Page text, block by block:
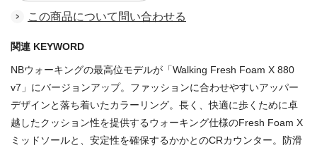
この商品について問い合わせる
関連 KEYWORD
NBウォーキングの最高位モデルが「Walking Fresh Foam X 880
v7」にバージョンアップ。ファッションに合わせやすいアッパー
デザインと落ち着いたカラーリング。長く、快適に歩くために卓
越したクッション性を提供するウォーキング仕様のFresh Foam X
ミッドソールと、安定性を確保するかかとのCRカウンター。防滑